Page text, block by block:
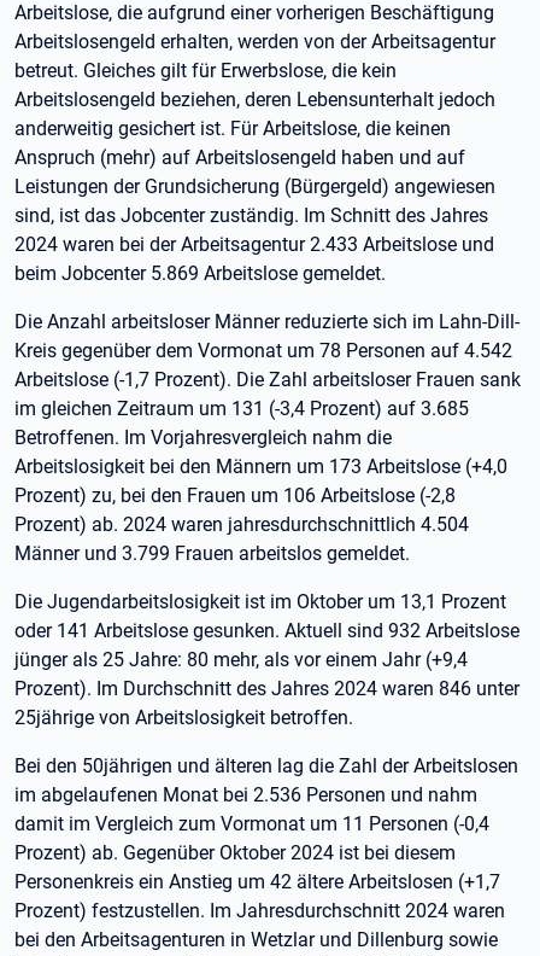
Arbeitslose, die aufgrund einer vorherigen Beschäftigung
Arbeitslosengeld erhalten, werden von der Arbeitsagentur
betreut. Gleiches gilt für Erwerbslose, die kein
Arbeitslosengeld beziehen, deren Lebensunterhalt jedoch
anderweitig gesichert ist. Für Arbeitslose, die keinen
Anspruch (mehr) auf Arbeitslosengeld haben und auf
Leistungen der Grundsicherung (Bürgergeld) angewiesen
sind, ist das Jobcenter zuständig. Im Schnitt des Jahres
2024 waren bei der Arbeitsagentur 2.433 Arbeitslose und
beim Jobcenter 5.869 Arbeitslose gemeldet.
Die Anzahl arbeitsloser Männer reduzierte sich im Lahn-Dill-
Kreis gegenüber dem Vormonat um 78 Personen auf 4.542
Arbeitslose (-1,7 Prozent). Die Zahl arbeitsloser Frauen sank
im gleichen Zeitraum um 131 (-3,4 Prozent) auf 3.685
Betroffenen. Im Vorjahresvergleich nahm die
Arbeitslosigkeit bei den Männern um 173 Arbeitslose (+4,0
Prozent) zu, bei den Frauen um 106 Arbeitslose (-2,8
Prozent) ab. 2024 waren jahresdurchschnittlich 4.504
Männer und 3.799 Frauen arbeitslos gemeldet.
Die Jugendarbeitslosigkeit ist im Oktober um 13,1 Prozent
oder 141 Arbeitslose gesunken. Aktuell sind 932 Arbeitslose
jünger als 25 Jahre: 80 mehr, als vor einem Jahr (+9,4
Prozent). Im Durchschnitt des Jahres 2024 waren 846 unter
25jährige von Arbeitslosigkeit betroffen.
Bei den 50jährigen und älteren lag die Zahl der Arbeitslosen
im abgelaufenen Monat bei 2.536 Personen und nahm
damit im Vergleich zum Vormonat um 11 Personen (-0,4
Prozent) ab. Gegenüber Oktober 2024 ist bei diesem
Personenkreis ein Anstieg um 42 ältere Arbeitslosen (+1,7
Prozent) festzustellen. Im Jahresdurchschnitt 2024 waren
bei den Arbeitsagenturen in Wetzlar und Dillenburg sowie